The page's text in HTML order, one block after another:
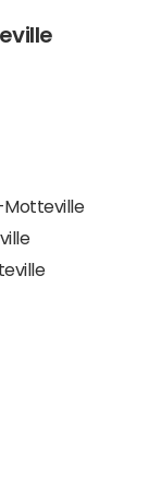
Motteville